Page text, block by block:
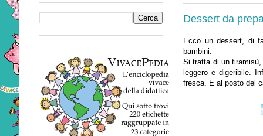
Dessert da
Ecco un dessert, di
bambini.
Si tratta di un
leggero e digeribile.
fresca. E al posto del